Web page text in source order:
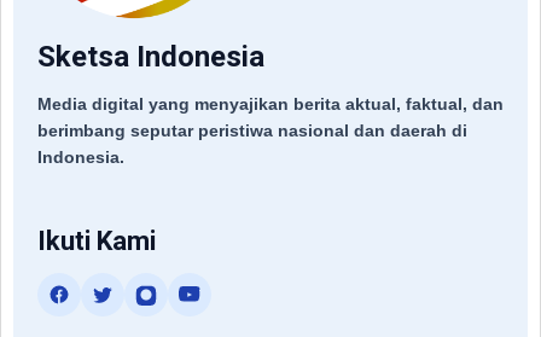
Sketsa Indonesia
Media digital yang menyajikan berita aktual, faktual, dan
berimbang seputar peristiwa nasional dan daerah di
Indonesia.
Ikuti Kami